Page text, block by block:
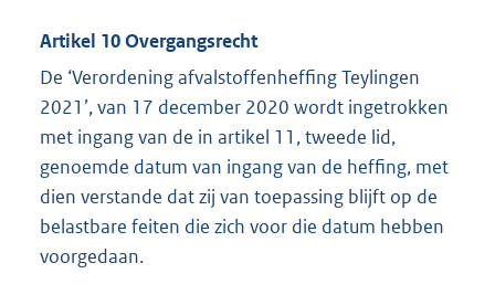
Artikel 10 Overgangsrecht
De ‘Verordening afvalstoffenheffing Teylingen
2021’, van 17 december 2020 wordt ingetrokken
met ingang van de in artikel 11, tweede lid,
genoemde datum van ingang van de heffing, met
dien verstande dat zij van toepassing blijft op de
belastbare feiten die zich voor die datum hebben
voorgedaan.